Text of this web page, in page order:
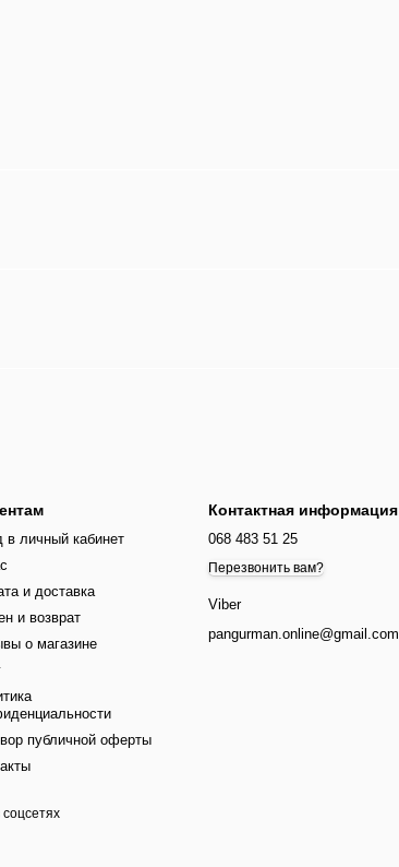
в личный кабинет
и доставка
и возврат
о магазине
публичной оферты
Контактная информация
068 483 51 25
Перезвонить вам?
Viber
pangurman.online@gmail.com